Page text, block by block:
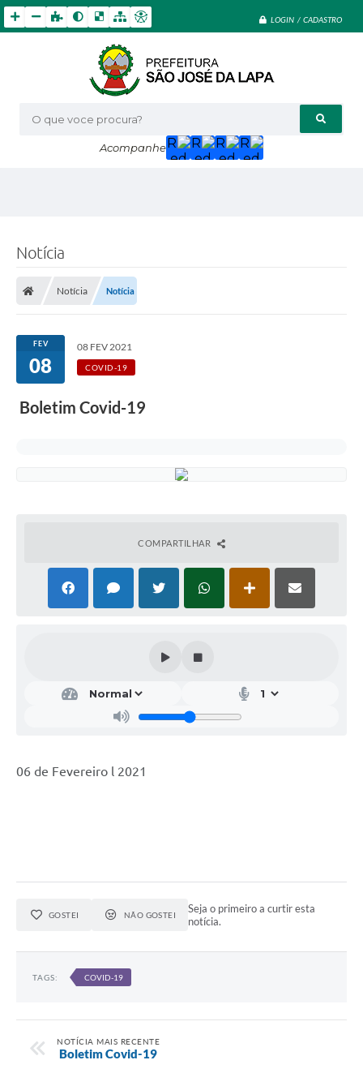
LOGIN / CADASTRO
O que voce procura?
Acompanhe
Notícia
Notícia Notícia
FEV
08
08 FEV 2021
COVID-19
Boletim Covid-19
COMPARTILHAR
06 de Fevereiro l 2021
GOSTEI NÃO GOSTEI
Seja o primeiro a curtir esta
notícia.
TAGS: COVID-19
NOTÍCIA MAIS RECENTE
Boletim Covid-19